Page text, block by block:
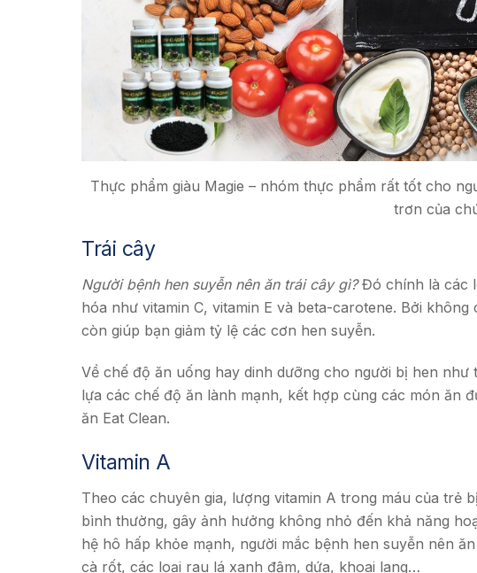
Thực phẩm giàu Magie – nhóm thực phẩm rất tốt cho
trơn của
Trái cây
Người bệnh hen suyễn nên ăn trái cây gì?Đó chính là các
hóa như vitamin C, vitamin E và beta-carotene. Bởi
còn giúp bạn giảm tỷ lệ các cơn hen suyễn.
Về chế độ ăn uống hay dinh dưỡng cho người bị hen
lựa các chế độ ăn lành mạnh, kết hợp cùng các món ăn
ăn Eat Clean.
Vitamin A
Theo các chuyên gia, lượng vitamin A trong máu của trẻ
bình thường, gây ảnh hưởng không nhỏ đến khả năng
hệ hô hấp khỏe mạnh, người mắc bệnh hen suyễn nên
cà rốt, các loại rau lá xanh đậm, dứa, khoai lang…